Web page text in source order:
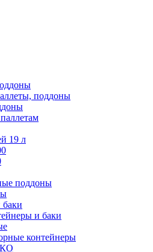
поддоны
19 л
поддоны
и баки
контейнеры